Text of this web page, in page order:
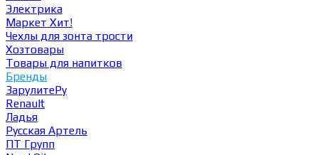
Электрика
Маркет Хит!
Чехлы для зонта трости
Хозтовары
Товары для напитков
Бренды
ЗарулитеРу
Renault
Ладья
Русская Артель
ПТ Групп